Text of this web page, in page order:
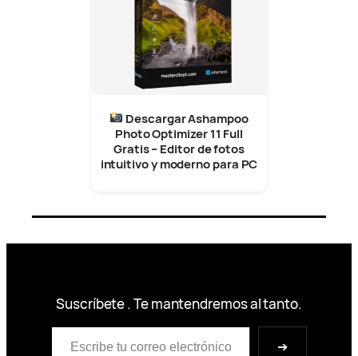
Descargar Ashampoo
Photo Optimizer 11 Full
Gratis – Editor de fotos
intuitivo y moderno para PC
Suscríbete . Te mantendremos al tanto.
Escribe tu correo electrónico…
➔